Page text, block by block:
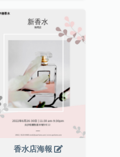
香水店海報